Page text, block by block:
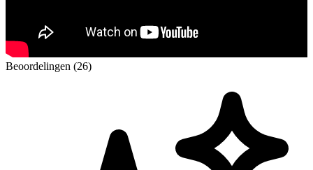
Beoordelingen (26)